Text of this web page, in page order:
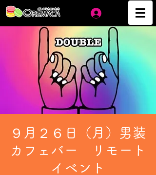
９月２６日（月）男装
カフェバー リモート
イベント